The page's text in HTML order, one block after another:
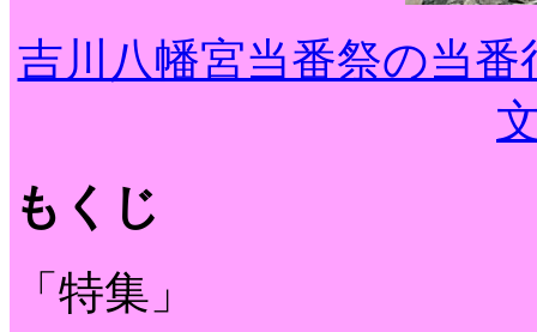
吉川八幡宮当番祭の当
もくじ
「特集」